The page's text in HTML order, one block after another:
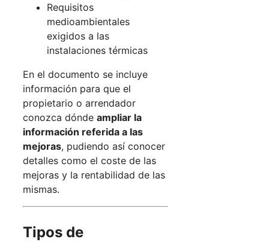
Requisitos
medioambientales
exigidos a las
instalaciones térmicas
En el documento se incluye
información para que el
propietario o arrendador
conozca dónde ampliar la
información referida a las
mejoras, pudiendo así conocer
detalles como el coste de las
mejoras y la rentabilidad de las
mismas.
Tipos de